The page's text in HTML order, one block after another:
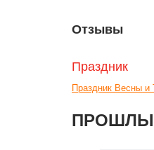
Отзывы
Праздник
Праздник Весны и